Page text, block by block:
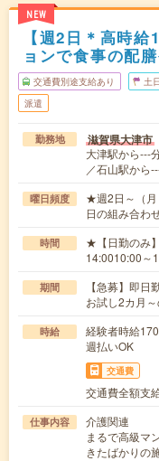
NEW
【週2日＊高時
ョンで食事の配
交通費別途支給あり 土
派遣
勤務地 滋賀県大津市
大津駅から---
／石山駅から
曜日頻度
★週2日～（月
日の組み合わ
時間
★【日勤のみ
14:0010:00～
期間
【急募】即
お試し2カ月
時給
経験者時給
週払いOK
交通費
交通費全額支
仕事内容
介護関連
まるで高級マ
きたばかりの